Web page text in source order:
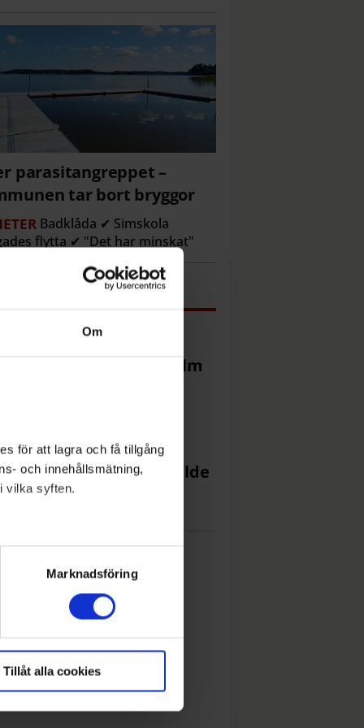
Om
för att lagra och få tillgång
och innehållsmätning,
vilka syften.
meter
Marknadsföring
Tillåt alla cookies
parasitangreppet –
tar bort bryggor
Badklåda ✔ Simskola
flytta ✔ "Det har minskat"
Mest läst just nu
Då kan du se
i Stockholm
i fel körfält – skyllde
teoribok